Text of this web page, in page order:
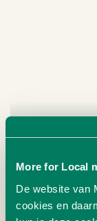
More for Local
De website van
cookies en
Heide